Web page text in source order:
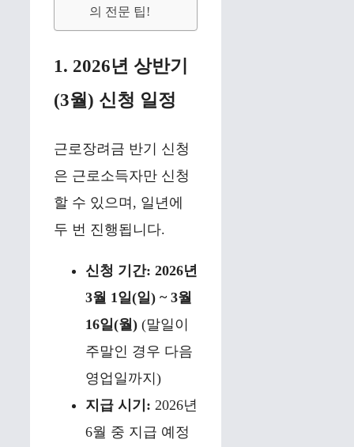
의 전문 팁!
1. 2026년 상반기
(3월) 신청 일정
근로장려금 반기 신청
은 근로소득자만 신청
할 수 있으며, 일년에
두 번 진행됩니다.
신청 기간: 2026년
3월 1일(일) ~ 3월
16일(월) (말일이
주말인 경우 다음
영업일까지)
지급 시기: 2026년
6월 중 지급 예정